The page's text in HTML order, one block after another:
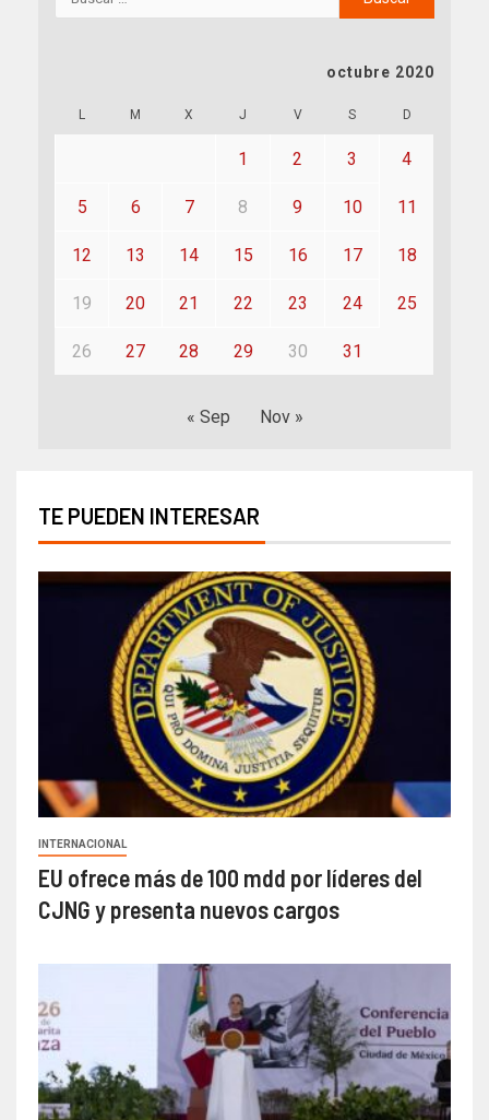
octubre 2020
L M X J V S D
1 2 3 4
5 6 7 8 9 10 11
12 13 14 15 16 17 18
19 20 21 22 23 24 25
26 27 28 29 30 31
« Sep Nov »
TE PUEDEN INTERESAR
INTERNACIONAL
EU ofrece más de 100 mdd por líderes del
CJNG y presenta nuevos cargos